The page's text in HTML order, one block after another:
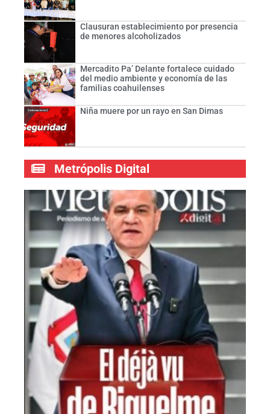
Clausuran establecimiento por presencia
de menores alcoholizados
Mercadito Pa’ Delante fortalece cuidado
del medio ambiente y economía de las
familias coahuilenses
Niña muere por un rayo en San Dimas
Metrópolis Digital